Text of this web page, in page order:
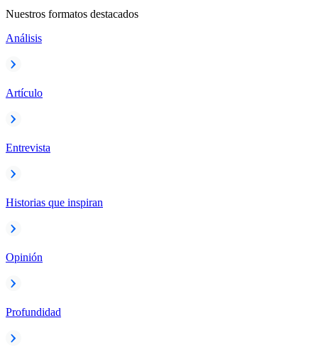
Nuestros formatos destacados
Análisis
Artículo
Entrevista
Historias que inspiran
Opinión
Profundidad